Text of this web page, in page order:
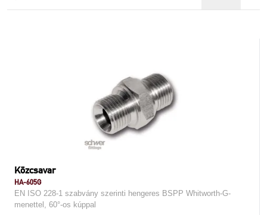
Közcsavar
HA-605G
EN ISO 228-1 szabvány szerinti hengeres BSPP Whitworth-G-
menettel, 60°-os kúppal